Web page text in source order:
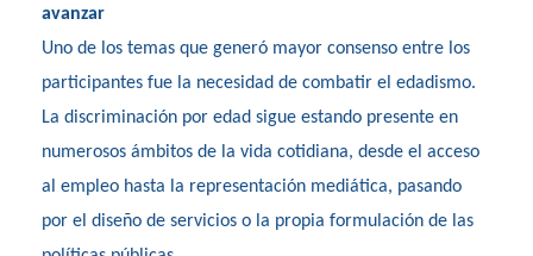
avanzar
Uno de los temas que generó mayor consenso entre los
participantes fue la necesidad de combatir el edadismo.
La discriminación por edad sigue estando presente en
numerosos ámbitos de la vida cotidiana, desde el acceso
al empleo hasta la representación mediática, pasando
por el diseño de servicios o la propia formulación de las